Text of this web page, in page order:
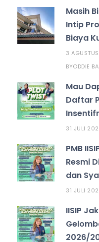
Masih
Intip
Biaya
3
BYODDIE
Mau
Daftar
31 JULI
PMB
Resmi
dan
31 JULI
IISIP
2026/